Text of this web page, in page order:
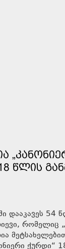
ᲬᲚᲘᲡ
დააკავეს 54
რომელიც
ქურდი“